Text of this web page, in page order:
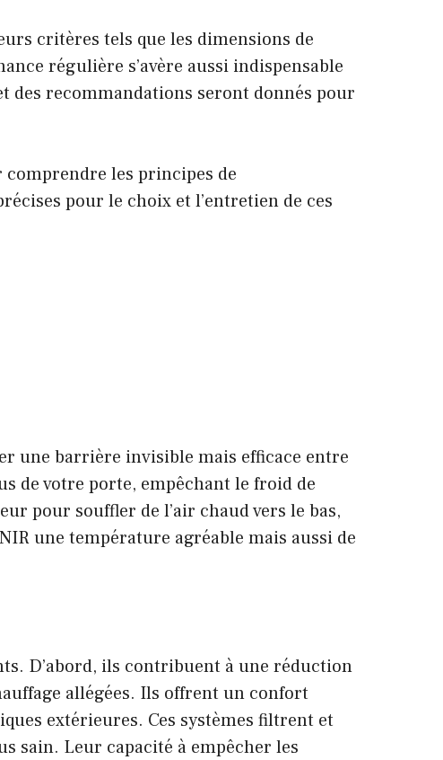
critères tels que les dimensions de
régulière s’avère aussi indispensable
recommandations seront donnés pour
les principes de
pour le choix et l’entretien de ces
une barrière invisible mais efficace entre
de votre porte, empêchant le froid de
pour souffler de l’air chaud vers le bas,
une température agréable mais aussi de
D’abord, ils contribuent à une réduction
allégées. Ils offrent un confort
extérieures. Ces systèmes filtrent et
sain. Leur capacité à empêcher les